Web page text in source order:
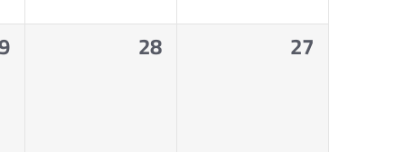
0
27
0
28
0